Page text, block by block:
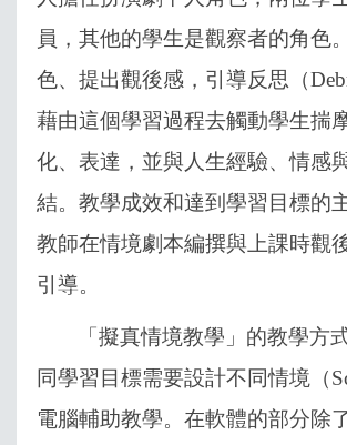
員，其他的學生是觀察者的角色
色、提出觀後感，引導反思（
藉由這個學習過程去觸動學生揣
化、表達，並與人生經驗、情感
結。教學成效和達到學習目標的
教師在情境劇本編撰與上課時觀
引導。
「擬真情境教學」的教學方
同學習目標需要設計不同情境（
電腦輔助教學。在軟體的部分除